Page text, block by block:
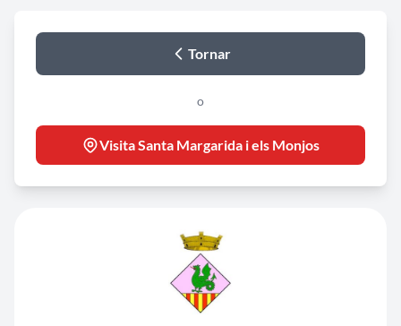
Tornar
o
Visita Santa Margarida i els Monjos